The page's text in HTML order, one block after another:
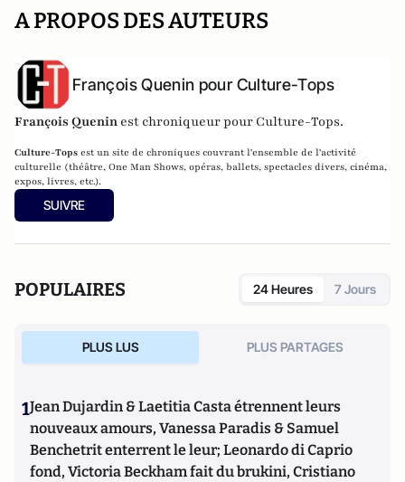
A PROPOS DES AUTEURS
François Quenin pour Culture-Tops
François Quenin est chroniqueur pour Culture-Tops.
Culture-Tops est un site de chroniques couvrant l'ensemble de l'activité
culturelle (théâtre, One Man Shows, opéras, ballets, spectacles divers, cinéma,
expos, livres, etc.).
SUIVRE
POPULAIRES 24 Heures 7 Jours
PLUS LUS PLUS PARTAGES
1Jean Dujardin & Laetitia Casta étrennent leurs
nouveaux amours, Vanessa Paradis & Samuel
Benchetrit enterrent le leur; Leonardo di Caprio
fond, Victoria Beckham fait du brukini, Cristiano